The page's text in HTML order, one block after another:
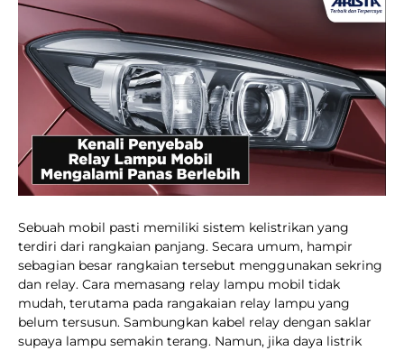
Sebuah mobil pasti memiliki sistem kelistrikan yang
terdiri dari rangkaian panjang. Secara umum, hampir
sebagian besar rangkaian tersebut menggunakan sekring
dan relay. Cara memasang relay lampu mobil tidak
mudah, terutama pada rangakaian relay lampu yang
belum tersusun. Sambungkan kabel relay dengan saklar
supaya lampu semakin terang. Namun, jika daya listrik